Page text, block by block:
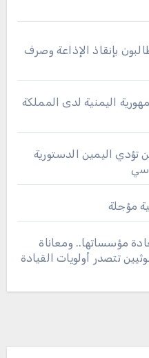
بإنقاذ الإذاعة وصرف
اليمنية لدى المملكة
تؤدي اليمين الدستورية
مؤجلة
مؤسساتها.. ومعاناة
تتصدر أولويات القيادة